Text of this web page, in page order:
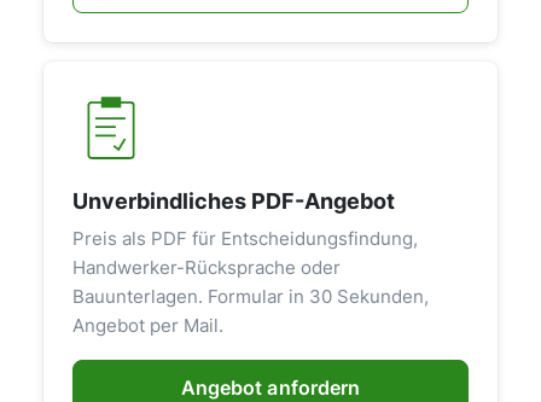
Unverbindliches PDF-Angebot
Preis als PDF für Entscheidungsfindung,
Handwerker-Rücksprache oder
Bauunterlagen. Formular in 30 Sekunden,
Angebot per Mail.
Angebot anfordern